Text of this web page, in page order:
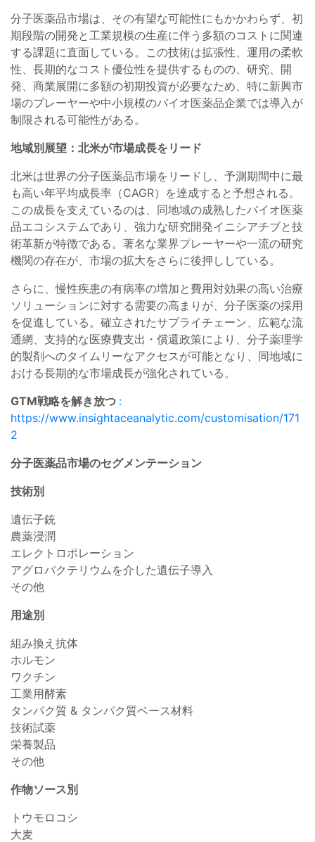
分子医薬品市場は、その有望な可能性にもかかわらず、初
期段階の開発と工業規模の生産に伴う多額のコストに関連
する課題に直面している。この技術は拡張性、運用の柔軟
性、長期的なコスト優位性を提供するものの、研究、開
発、商業展開に多額の初期投資が必要なため、特に新興市
場のプレーヤーや中小規模のバイオ医薬品企業では導入が
制限される可能性がある。
地域別展望：北米が市場成長をリード
北米は世界の分子医薬品市場をリードし、予測期間中に最
も高い年平均成長率（CAGR）を達成すると予想される。
この成長を支えているのは、同地域の成熟したバイオ医薬
品エコシステムであり、強力な研究開発イニシアチブと技
術革新が特徴である。著名な業界プレーヤーや一流の研究
機関の存在が、市場の拡大をさらに後押ししている。
さらに、慢性疾患の有病率の増加と費用対効果の高い治療
ソリューションに対する需要の高まりが、分子医薬の採用
を促進している。確立されたサプライチェーン、広範な流
通網、支持的な医療費支出・償還政策により、分子薬理学
的製剤へのタイムリーなアクセスが可能となり、同地域に
おける長期的な市場成長が強化されている。
GTM戦略を解き放つ :
https://www.insightaceanalytic.com/customisation/171
2
分子医薬品市場のセグメンテーション
技術別
遺伝子銃
農薬浸潤
エレクトロポレーション
アグロバクテリウムを介した遺伝子導入
その他
用途別
組み換え抗体
ホルモン
ワクチン
工業用酵素
タンパク質 & タンパク質ベース材料
技術試薬
栄養製品
その他
作物ソース別
トウモロコシ
大麦